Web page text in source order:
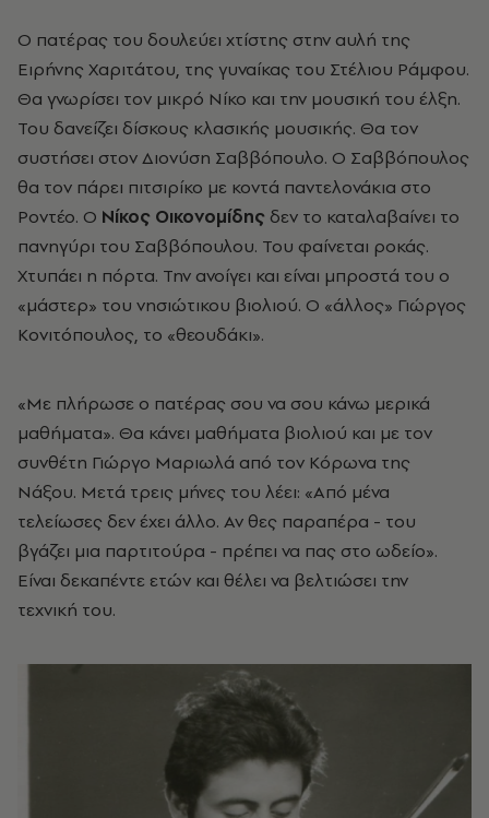
Ο πατέρας του δουλεύει χτίστης στην αυλή της
Ειρήνης Χαριτάτου, της γυναίκας του Στέλιου Ράμφου.
Θα γνωρίσει τον μικρό Νίκο και την μουσική του έλξη.
Του δανείζει δίσκους κλασικής μουσικής. Θα τον
συστήσει στον Διονύση Σαββόπουλο. Ο Σαββόπουλος
θα τον πάρει πιτσιρίκο με κοντά παντελονάκια στο
Ροντέο. Ο Νίκος Οικονομίδης δεν το καταλαβαίνει το
πανηγύρι του Σαββόπουλου. Του φαίνεται ροκάς.
Χτυπάει η πόρτα. Την ανοίγει και είναι μπροστά του ο
«μάστερ» του νησιώτικου βιολιού. Ο «άλλος» Γιώργος
Κονιτόπουλος, το «θεουδάκι».
«Με πλήρωσε ο πατέρας σου να σου κάνω μερικά
μαθήματα». Θα κάνει μαθήματα βιολιού και με τον
συνθέτη Γιώργο Μαριωλά από τον Κόρωνα της
Νάξου. Μετά τρεις μήνες του λέει: «Από μένα
τελείωσες δεν έχει άλλο. Αν θες παραπέρα - του
βγάζει μια παρτιτούρα - πρέπει να πας στο ωδείο».
Είναι δεκαπέντε ετών και θέλει να βελτιώσει την
τεχνική του.